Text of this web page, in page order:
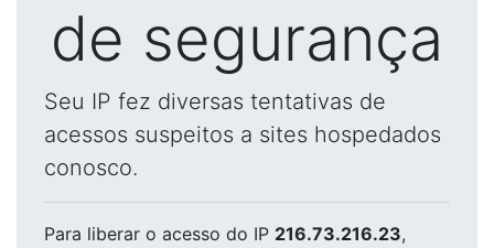
de segurança
Seu IP fez diversas tentativas de
acessos suspeitos a sites hospedados
conosco.
Para liberar o acesso do IP 216.73.216.23,